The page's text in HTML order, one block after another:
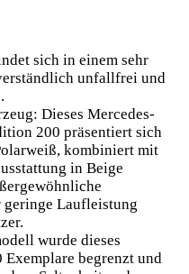
sich in einem sehr
unfallfrei und
Dieses Mercedes-
200 präsentiert sich
kombiniert mit
in Beige
Laufleistung
wurde dieses
begrenzt und